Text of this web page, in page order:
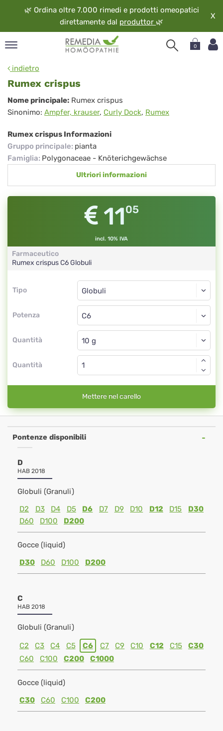
🌿 Ordina oltre 7.000 rimedi e prodotti omeopatici
direttamente dal produttor 🌿
X
0
indietro
Rumex crispus
Rumex
crispus
Nome principale: Rumex crispus
Sinonimo: Ampfer, krauser, Curly Dock, Rumex
Rumex crispus Informazioni
Gruppo principale: pianta
Famiglia: Polygonaceae - Knöterichgewächse
Ultriori informazioni
1105
incl. 10% IVA
Farmaceutico
Rumex crispusC6Globuli
Tipo
Tipo
Potenza
Globuli
C6
Quantità
Globuli
Quantità
Mettere nel carello
Pontenze disponibili
D
HAB 2018
Globuli (Granuli)
D2
D3 D4 D5 D6 D7 D9 D10 D12 D15
D30
D60
D100 D200
Gocce (liquid)
D30
D60 D100 D200
C
HAB 2018
Globuli (Granuli)
C2 C3 C4 C5 C6 C7 C9 C10 C12 C15
C30
C60
C100 C200 C1000
Gocce (liquid)
C30
C60 C100 C200